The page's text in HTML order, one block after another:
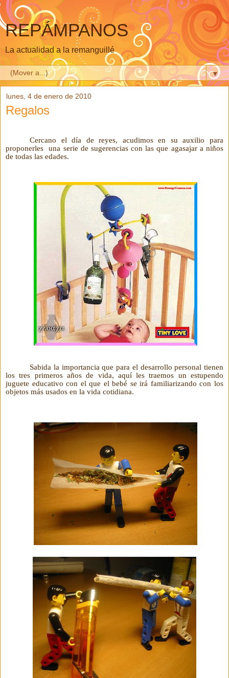
REPÁMPANOS
La actualidad a la remanguillé
▼
lunes, 4 de enero de 2010
Regalos
Cercano el día de reyes, acudimos en su auxilio para
proponerles una serie de sugerencias con las que agasajar a niños
de todas las edades.
Sabida la importancia que para el desarrollo personal tienen
los tres primeros años de vida, aquí les traemos un estupendo
juguete educativo con el que el bebé se irá familiarizando con los
objetos más usados en la vida cotidiana.